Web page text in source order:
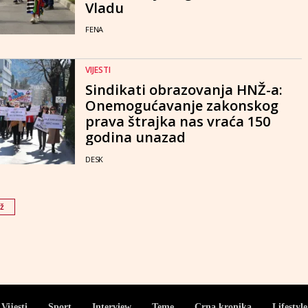
Vladu
FENA
VIJESTI
Sindikati obrazovanja HNŽ-a:
Onemogućavanje zakonskog
prava štrajka nas vraća 150
godina unazad
DESK